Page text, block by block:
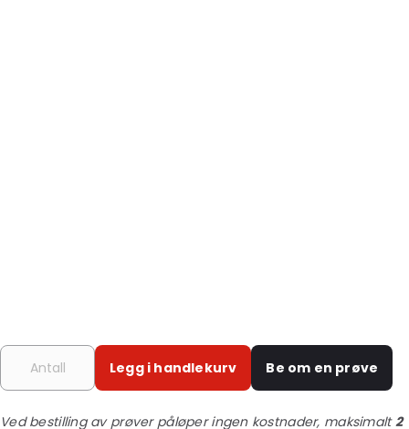
Legg i handlekurv Be om en prøve
Ved bestilling av prøver påløper ingen kostnader, maksimalt2